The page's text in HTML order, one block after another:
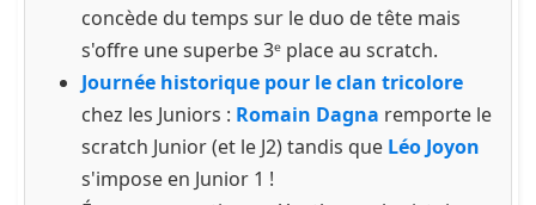
concède du temps sur le duo de tête mais
s'offre une superbe 3ᵉ place au scratch.
Journée historique pour le clan tricolore
chez les Juniors : Romain Dagna remporte le
scratch Junior (et le J2) tandis que Léo Joyon
s'impose en Junior 1 !